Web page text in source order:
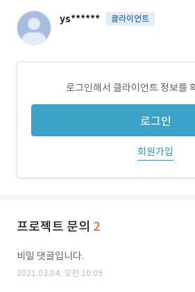
ys****** 클라이언트
로그인해서 클라이언트 정보를
로그인
회원가입
프로젝트 문의 2
비밀 댓글입니다.
2021.03.04. 오전 10:09